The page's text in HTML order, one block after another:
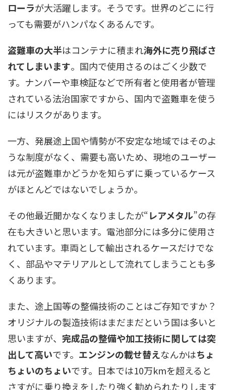
ローラが大活躍します。そうです。世界のどこに行
っても需要がハンパなくあるんです。
盗難車の大半はコンテナに積まれ海外に売り飛ばさ
れてしまいます。国内で使用さるのはごく少数で
す。ナンバーや車検証などで所有者と使用者が管理
されている法治国家ですから、国内で盗難車を使う
にはリスクがあります。
一方、発展途上国や情勢が不安定な地域ではそのよ
うな制度がなく、需要も高いため、現地のユーザー
は元が盗難車かどうかを知らずに乗っているケース
がほとんどではないでしょうか。
その他最近聞かなくなりましたが“レアメタル”の存
在も大きいと思います。電池部分には多分に使用さ
れています。車両として輸出されるケースだけでな
く、部品やマテリアルとして流れてしまうことも多
くあります。
また、途上国等の整備技術のことはご存知ですか？
オリジナルの製造技術はまだまだという国は多いと
思いますが、 完成品の整備や加工技術に関しては突
出して高いです。 エンジンの載せ替えなんかはちょ
ちょいのちょいです。日本では10万kmを超えると
さすがに乗り換えをしたり強く勧められたりします